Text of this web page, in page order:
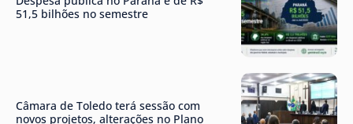
51,5 bilhões no semestre
Câmara de Toledo terá sessão com
novos projetos, alterações no Plano